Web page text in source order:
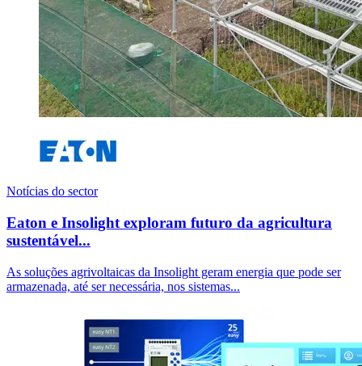
Notícias do sector
Eaton e Insolight exploram futuro da agricultura
sustentável...
As soluções agrivoltaicas da Insolight geram energia que pode ser
armazenada, até ser necessária, nos sistemas...